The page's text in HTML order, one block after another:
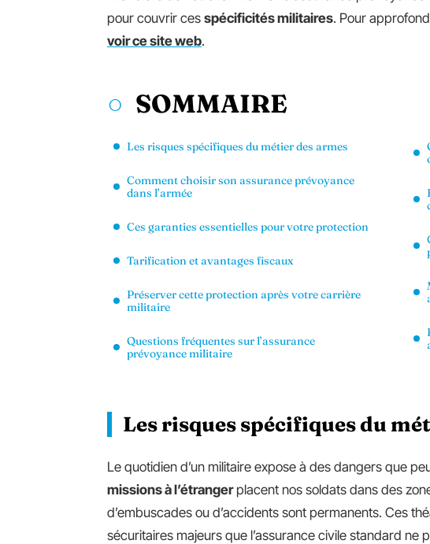
pour couvrir ces spécificités militaires. Pour
voir ce site web.
SOMMAIRE
Les risques spécifiques du métier des armes
Comment choisir son assurance prévoyance
dans l’armée
Ces garanties essentielles pour votre protection
Tarification et avantages fiscaux
Préserver cette protection après votre carrière
militaire
Questions fréquentes sur l’assurance
prévoyance militaire
Les risques spécifiques du
Le quotidien d’un militaire expose à des dangers que
missions à l’étrangerplacent nos soldats dans des
d’embuscades ou d’accidents sont permanents. Ces
sécuritaires majeurs que l’assurance civile standard ne